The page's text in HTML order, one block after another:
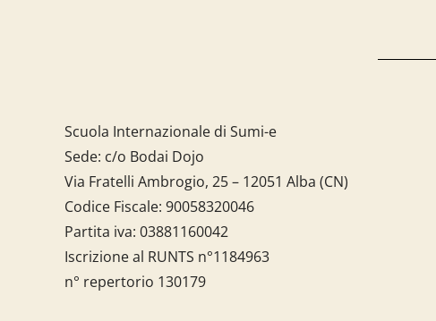
Scuola Internazionale di Sumi-e
Sede: c/o Bodai Dojo
Via Fratelli Ambrogio, 25 – 12051 Alba (CN)
Codice Fiscale: 90058320046
Partita iva: 03881160042
Iscrizione al RUNTS n°1184963
n° repertorio 130179